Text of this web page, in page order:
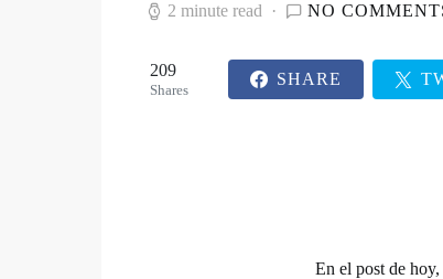
2 minute read NO
209
Shares
SHARE
En el post de